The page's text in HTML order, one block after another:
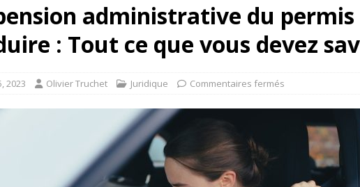
administrative du permis
: Tout ce que vous devez
2023 Olivier Truchet Juridique Commentaires fermés